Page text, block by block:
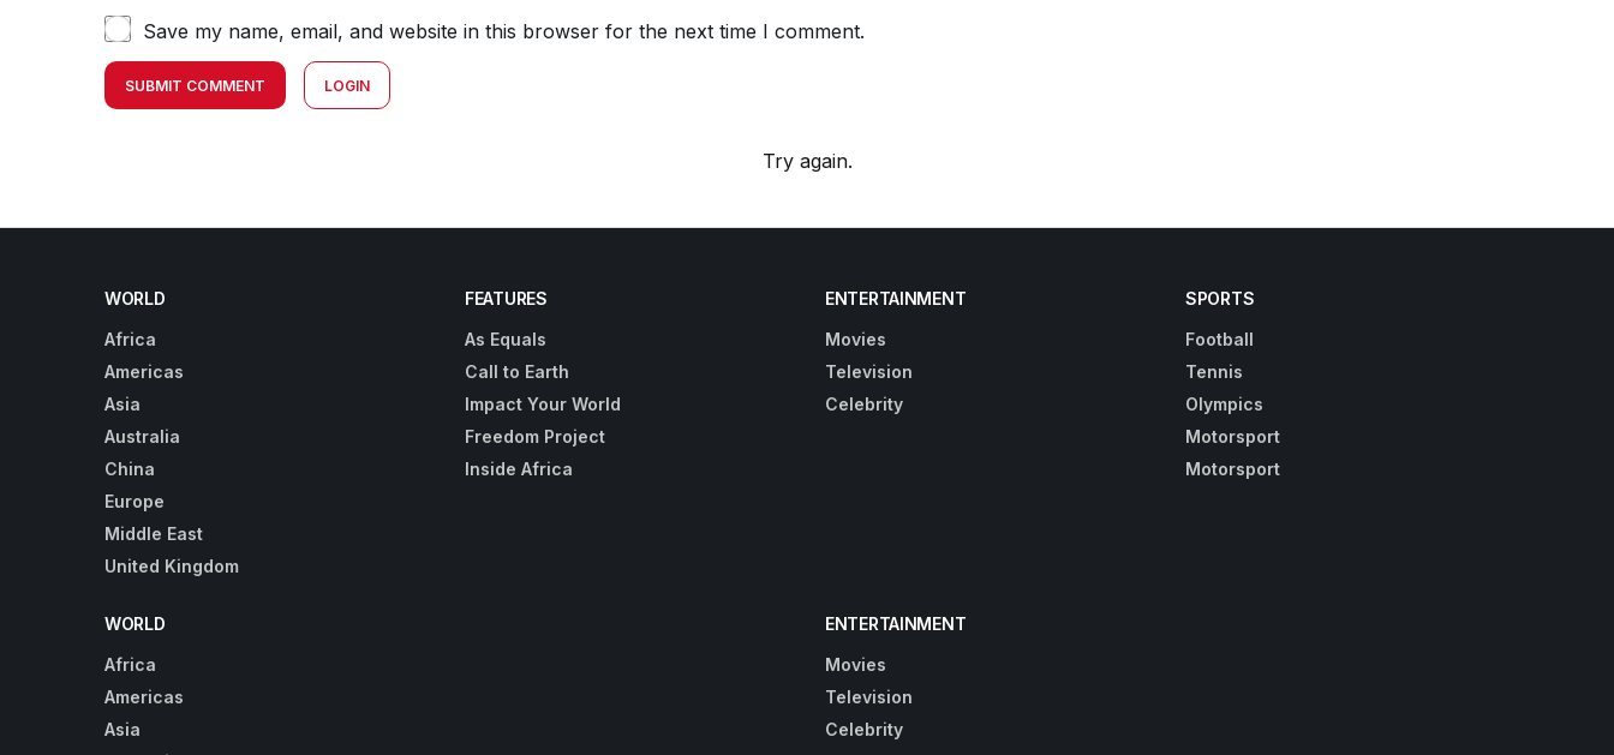
Save my name, email, and website in this browser for the next time I comment.
SUBMIT COMMENT LOGIN
Try again.
WORLD
Africa
Americas
Asia
Australia
China
Europe
Middle East
United Kingdom
FEATURES
As Equals
Call to Earth
Impact Your World
Freedom Project
Inside Africa
ENTERTAINMENT
Movies
Television
Celebrity
SPORTS
Football
Tennis
Olympics
Motorsport
Motorsport
WORLD
Africa
Americas
Asia
ENTERTAINMENT
Movies
Television
Celebrity